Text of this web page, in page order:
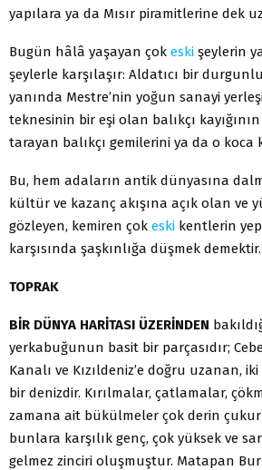
yapılara ya da Mısır piramitlerine dek
Bugün hâlâ yaşayan çok eski şeylerin
şeylerle karşılaşır: Aldatıcı bir
yanında Mestre’nin yoğun sanayi
teknesinin bir eşi olan balıkçı
tarayan balıkçı gemilerini ya da o
Bu, hem adaların antik dünyasına
kültür ve kazanç akışına açık olan ve
gözleyen, kemiren çok eski kentlerin
karşısında şaşkınlığa düşmek demektir.
TOPRAK
BİR DÜNYA HARİTASI ÜZERİNDEN
yerkabuğunun basit bir parçasıdır;
Kanalı ve Kızıldeniz’e doğru uzanan,
bir denizdir. Kırılmalar, çatlamalar,
zamana ait bükülmeler çok derin
bunlara karşılık genç, çok yüksek ve
gelmez zinciri oluşmuştur. Matapan